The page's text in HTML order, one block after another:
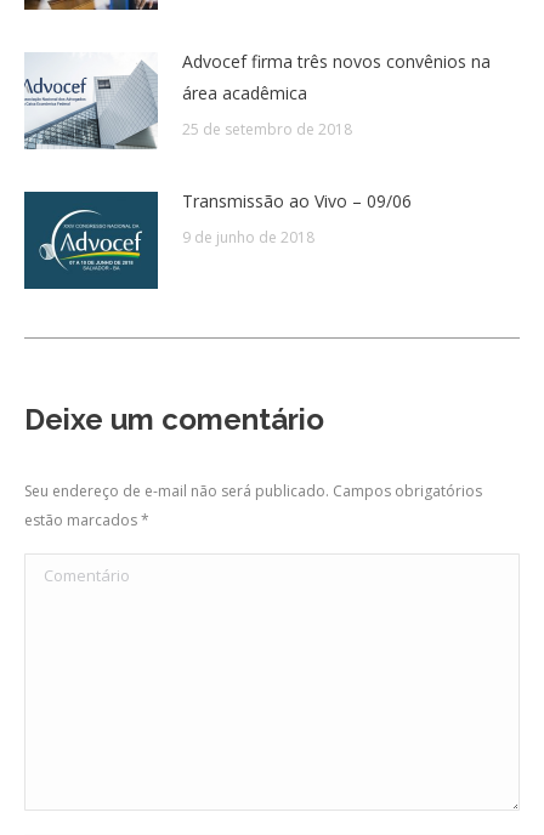
Advocef firma três novos convênios na
área acadêmica
25 de setembro de 2018
Transmissão ao Vivo – 09/06
9 de junho de 2018
Deixe um comentário
Seu endereço de e-mail não será publicado. Campos obrigatórios
estão marcados*
Comentário